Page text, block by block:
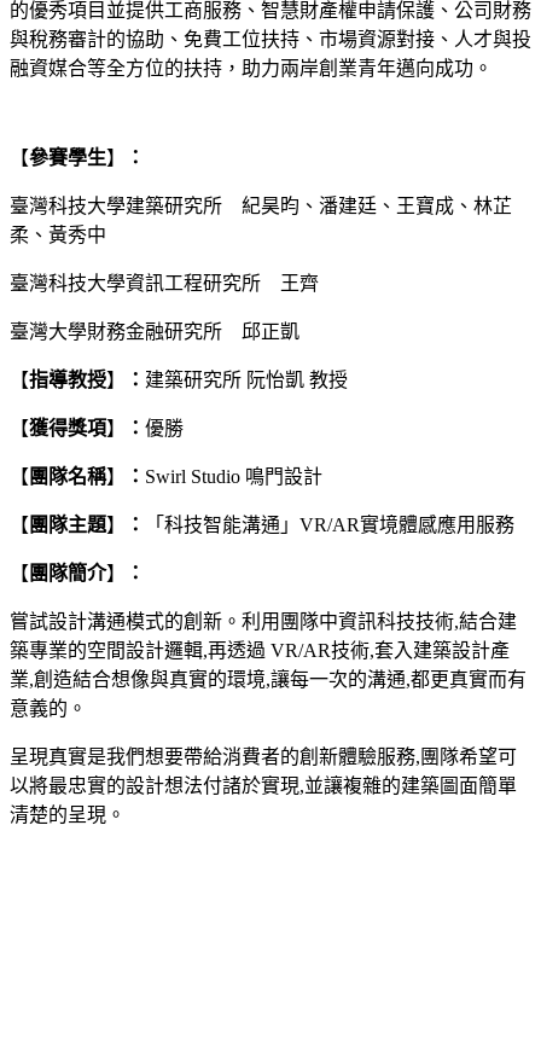
的優秀項目並提供工商服務、智慧財產權申請保護、公司財務
與稅務審計的協助、免費工位扶持、市場資源對接、人才與投
融資媒合等全方位的扶持，助力兩岸創業青年邁向成功。
【參賽學生】 ：
臺灣科技大學建築研究所 紀昊昀、潘建廷、王寶成、林芷
柔、黃秀中
臺灣科技大學資訊工程研究所 王齊
臺灣大學財務金融研究所 邱正凱
【指導教授】 ： 建築研究所 阮怡凱 教授
【獲得獎項】 ： 優勝
【 團隊名稱】 ： Swirl Studio 鳴門設計
【 團隊主題】 ： 「科技智能溝通」VR/AR實境體感應用服務
【 團隊簡介】 ：
嘗試設計溝通模式的創新。利用團隊中資訊科技技術,結合建
築專業的空間設計邏輯,再透過 VR/AR技術,套入建築設計產
業,創造結合想像與真實的環境,讓每一次的溝通,都更真實而有
意義的。
呈現真實是我們想要帶給消費者的創新體驗服務,團隊希望可
以將最忠實的設計想法付諸於實現,並讓複雜的建築圖面簡單
清楚的呈現。